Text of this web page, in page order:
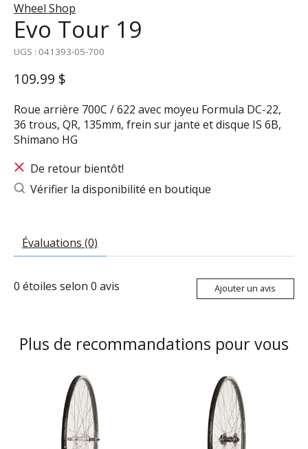
Wheel Shop
Evo Tour 19
UGS : 041393-05-700
109.99 $
Roue arrière 700C / 622 avec moyeu Formula DC-22,
36 trous, QR, 135mm, frein sur jante et disque IS 6B,
Shimano HG
De retour bientôt!
Vérifier la disponibilité en boutique
Évaluations (0)
0 étoiles selon 0 avis Ajouter un avis
Plus de recommandations pour vous
Articles du carrousel de produits